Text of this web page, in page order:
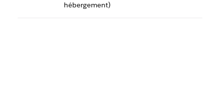
hébergement)